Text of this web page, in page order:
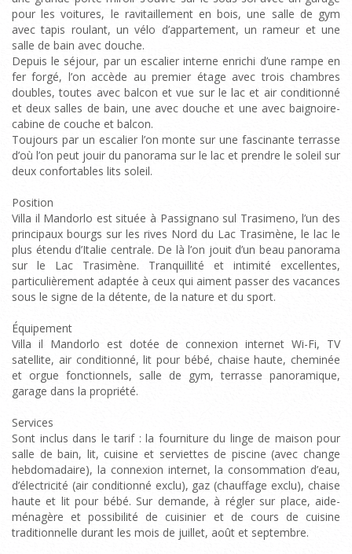
pour les voitures, le ravitaillement en bois, une salle de gym
avec tapis roulant, un vélo d’appartement, un rameur et une
salle de bain avec douche.
Depuis le séjour, par un escalier interne enrichi d’une rampe en
fer forgé, l’on accède au premier étage avec trois chambres
doubles, toutes avec balcon et vue sur le lac et air conditionné
et deux salles de bain, une avec douche et une avec baignoire-
cabine de couche et balcon.
Toujours par un escalier l’on monte sur une fascinante terrasse
d’où l’on peut jouir du panorama sur le lac et prendre le soleil sur
deux confortables lits soleil.
Position
Villa il Mandorlo est située à Passignano sul Trasimeno, l’un des
principaux bourgs sur les rives Nord du Lac Trasimène, le lac le
plus étendu d’Italie centrale. De là l’on jouit d’un beau panorama
sur le Lac Trasimène. Tranquillité et intimité excellentes,
particulièrement adaptée à ceux qui aiment passer des vacances
sous le signe de la détente, de la nature et du sport.
Équipement
Villa il Mandorlo est dotée de connexion internet Wi-Fi, TV
satellite, air conditionné, lit pour bébé, chaise haute, cheminée
et orgue fonctionnels, salle de gym, terrasse panoramique,
garage dans la propriété.
Services
Sont inclus dans le tarif : la fourniture du linge de maison pour
salle de bain, lit, cuisine et serviettes de piscine (avec change
hebdomadaire), la connexion internet, la consommation d’eau,
d’électricité (air conditionné exclu), gaz (chauffage exclu), chaise
haute et lit pour bébé. Sur demande, à régler sur place, aide-
ménagère et possibilité de cuisinier et de cours de cuisine
traditionnelle durant les mois de juillet, août et septembre.